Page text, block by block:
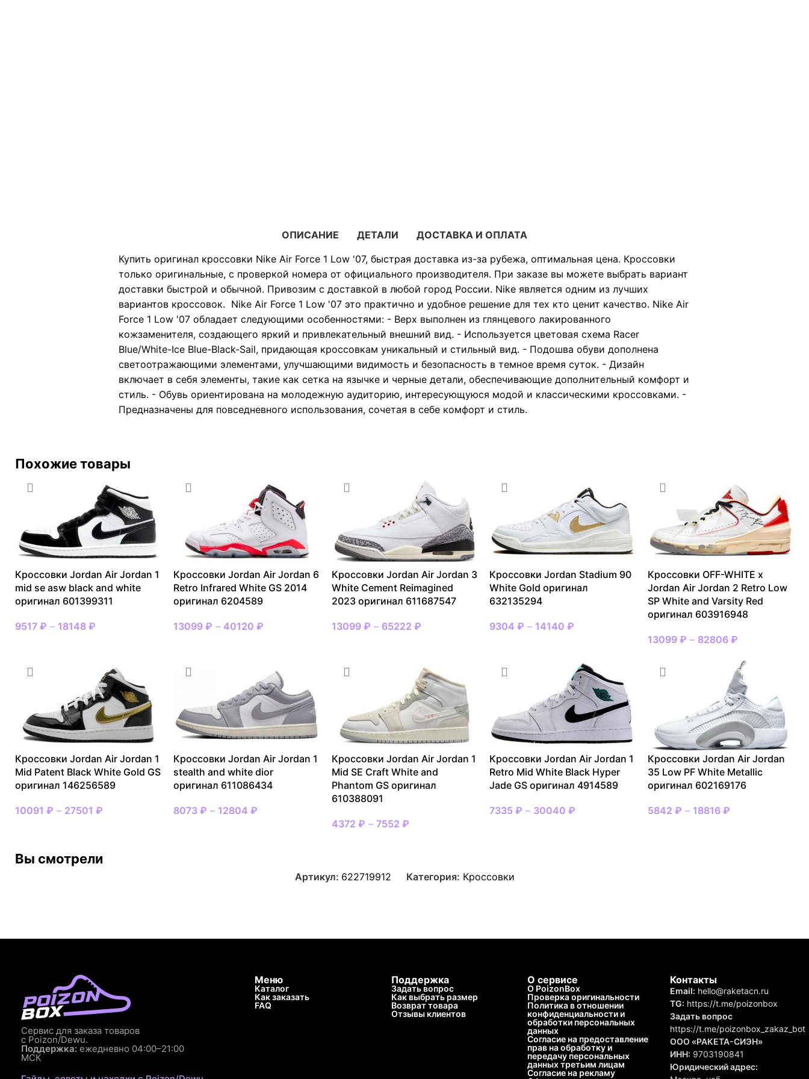
ОПИСАНИЕ ДЕТАЛИ
ДОСТАВКА И ОПЛАТА
Купить оригинал кроссовки Nike Air Force 1 Low '07, быстрая доставка из-за рубежа, оптимальная цена. Кроссовки
только оригинальные, с проверкой номера от официального производителя. При заказе вы можете выбрать вариант
доставки быстрой и обычной. Привозим с доставкой в любой город России. Nike является одним из лучших
вариантов кроссовок. Nike Air Force 1 Low '07 это практично и удобное решение для тех кто ценит качество. Nike Air
Force 1 Low '07 обладает следующими особенностями: - Верх выполнен из глянцевого лакированного
кожзаменителя, создающего яркий и привлекательный внешний вид. - Используется цветовая схема Racer
Blue/White-Ice Blue-Black-Sail, придающая кроссовкам уникальный и стильный вид. - Подошва обуви дополнена
светоотражающими элементами, улучшающими видимость и безопасность в темное время суток. - Дизайн
включает в себя элементы, такие как сетка на язычке и черные детали, обеспечивающие дополнительный комфорт и
стиль. - Обувь ориентирована на молодежную аудиторию, интересующуюся модой и классическими кроссовками. -
Предназначены для повседневного использования, сочетая в себе комфорт и стиль.
Похожие товары
Кроссовки Jordan Air Jordan 1
mid se asw black and white
оригинал 601399311
9517 ₽ – 18148 ₽
Кроссовки Jordan Air Jordan 6
Retro Infrared White GS 2014
оригинал 6204589
13099 ₽ – 40120 ₽
Кроссовки Jordan Air Jordan 3
White Cement Reimagined
2023 оригинал 611687547
13099 ₽ – 65222 ₽
Кроссовки Jordan Stadium 90
White Gold оригинал
632135294
9304₽ – 14140₽
Кроссовки OFF-WHITE x
Jordan Air Jordan 2 Retro Low
SP White and Varsity Red
оригинал 603916948
13099₽ – 82806₽
Кроссовки Jordan Air Jordan 1
Mid Patent Black White Gold GS
оригинал 146256589
10091 ₽ – 27501 ₽
Кроссовки Jordan Air Jordan 1
stealth and white dior
оригинал 611086434
8073 ₽ – 12804 ₽
Кроссовки Jordan Air Jordan 1
Mid SE Craft White and
Phantom GS оригинал
610388091
4372 ₽ – 7552 ₽
Кроссовки Jordan Air Jordan 1
Retro Mid White Black Hyper
Jade GS оригинал 4914589
7335₽ – 30040₽
Кроссовки Jordan Air Jordan
35 Low PF White Metallic
оригинал 602169176
5842₽ – 18816₽
Вы смотрели
Артикул: 622719912 Категория: Кроссовки
Сервис для заказа товаров
с Poizon/Dewu.
Поддержка: ежедневно 04:00–21:00
МСК
Меню
Каталог
Как заказать
FAQ
Поддержка
Задать вопрос
Как выбрать размер
Возврат товара
Отзывы клиентов
О сервисе
О PoizonBox
Проверка оригинальности
Политика в отношении
конфиденциальности и
обработки персональных
данных
Согласие на предоставление
прав на обработку и
передачу персональных
данных третьим лицам
Согласие на рекламу
Контакты
Email: hello@raketacn.ru
TG: https://t.me/poizonbox
Задать вопрос
https://t.me/poizonbox_zakaz_bot
ООО «РАКЕТА-СИЭН»
ИНН: 9703190841
Юридический адрес: